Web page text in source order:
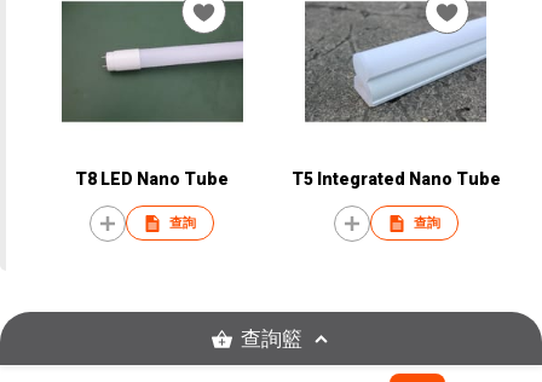
T8 LED Nano Tube
查詢
T5 Integrated Nano Tube
查詢
查詢籃